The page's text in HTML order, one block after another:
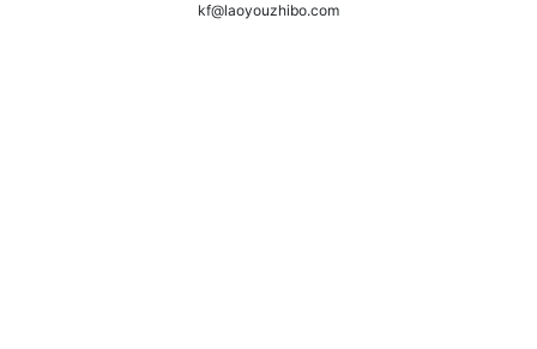
kf@laoyouzhibo.com